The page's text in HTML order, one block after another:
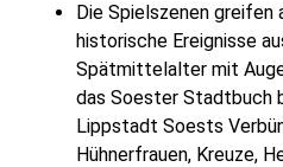
Die Spielszenen greifen
historische Ereignisse
Spätmittelalter mit
das Soester Stadtbuch
Lippstadt Soests
Hühnerfrauen, Kreuze,